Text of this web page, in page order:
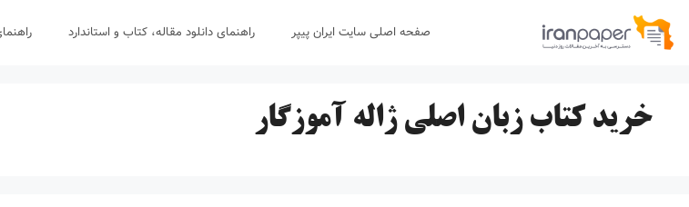
پرش
صفحه اصلی سایت ایران پیپر راهنمای دانلود مقاله، کتاب و استاندارد
خرید کتاب زبان اصلی ژاله آموزگار